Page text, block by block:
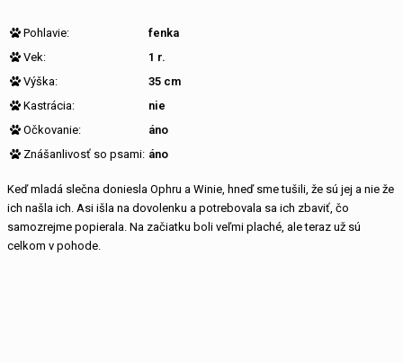
Pohlavie:
fenka
Vek:
1 r.
Výška:
35 cm
Kastrácia:
nie
Očkovanie:
áno
Znášanlivosť so psami: áno
Keď mladá slečna doniesla Ophru a Winie, hneď sme tušili, že sú jej a nie že
ich našla ich. Asi išla na dovolenku a potrebovala sa ich zbaviť, čo
samozrejme popierala. Na začiatku boli veľmi plaché, ale teraz už sú
celkom v pohode.